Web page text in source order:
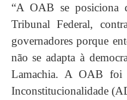
“A OAB se posiciona
Tribunal Federal,
governadores porque
não se adapta à
Lamachia. A OAB foi
Inconstitucionalidade